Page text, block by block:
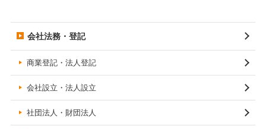
会社法務・登記
商業登記・法人登記
会社設立・法人設立
社団法人・財団法人